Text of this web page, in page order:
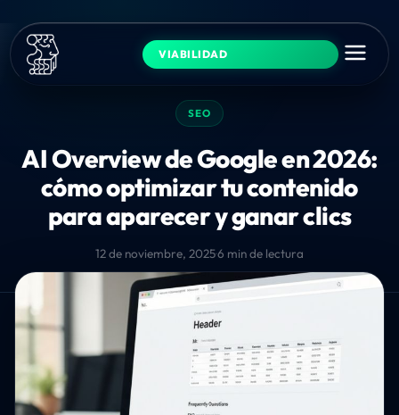
VIABILIDAD
SEO
AI Overview de Google en 2026:
cómo optimizar tu contenido
para aparecer y ganar clics
12 de noviembre, 2025·6 min de lectura